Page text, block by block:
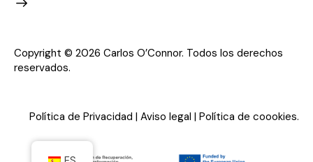
Copyright © 2026 Carlos O’Connor. Todos los derechos
reservados.
Política de Privacidad | Aviso legal | Política de coookies.